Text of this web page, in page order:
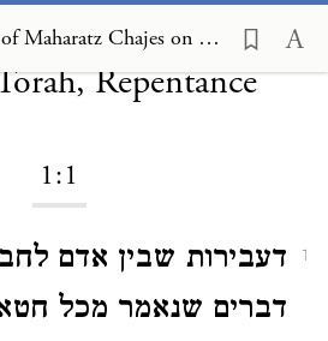
Annotations of Maharatz Chajes on Mishneh Torah, Repentance 1:1
Maharatz Chajes on
Repentance
1:1
1
דעבירות שבין אדם
דברים שנאמר מכל